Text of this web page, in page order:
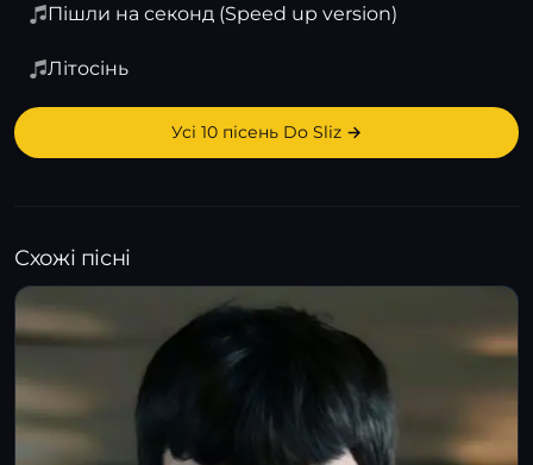
Пішли на секонд (Speed up version)
Літосінь
Усі 10 пісень Dо Sliz →
Схожі пісні